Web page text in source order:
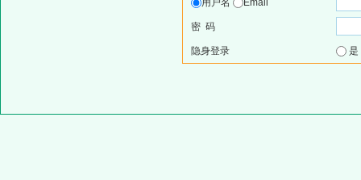
用户名
Email
密 码
隐身登录